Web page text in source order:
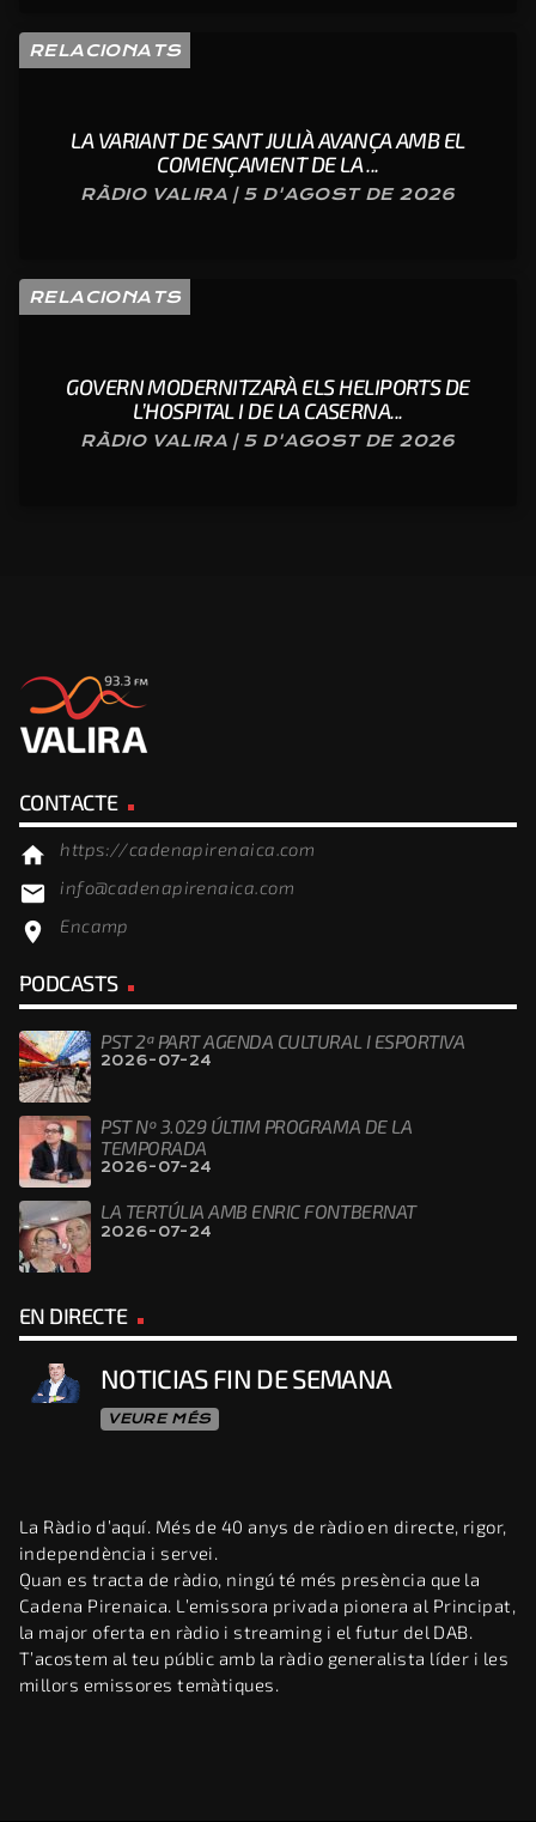
RELACIONATS
LA VARIANT DE SANT JULIÀ AVANÇA AMB EL
COMENÇAMENT DE LA ...
RÀDIO VALIRA | 5 D'AGOST DE 2026
RELACIONATS
GOVERN MODERNITZARÀ ELS HELIPORTS DE
L’HOSPITAL I DE LA CASERNA...
RÀDIO VALIRA | 5 D'AGOST DE 2026
CONTACTE
home https://cadenapirenaica.com
email info@cadenapirenaica.com
location_on Encamp
PODCASTS
PST 2ª PART AGENDA CULTURAL I ESPORTIVA
2026-07-24
PST Nº 3.029 ÚLTIM PROGRAMA DE LA
TEMPORADA
2026-07-24
LA TERTÚLIA AMB ENRIC FONTBERNAT
2026-07-24
EN DIRECTE
NOTICIAS FIN DE SEMANA
VEURE MÉS
La Ràdio d’aquí. Més de 40 anys de ràdio en directe, rigor,
independència i servei.
Quan es tracta de ràdio, ningú té més presència que la
Cadena Pirenaica. L’emissora privada pionera al Principat,
la major oferta en ràdio i streaming i el futur del DAB.
T’acostem al teu públic amb la ràdio generalista líder i les
millors emissores temàtiques.